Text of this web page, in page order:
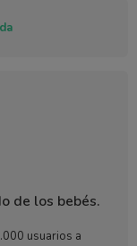
de los bebés.
usuarios a